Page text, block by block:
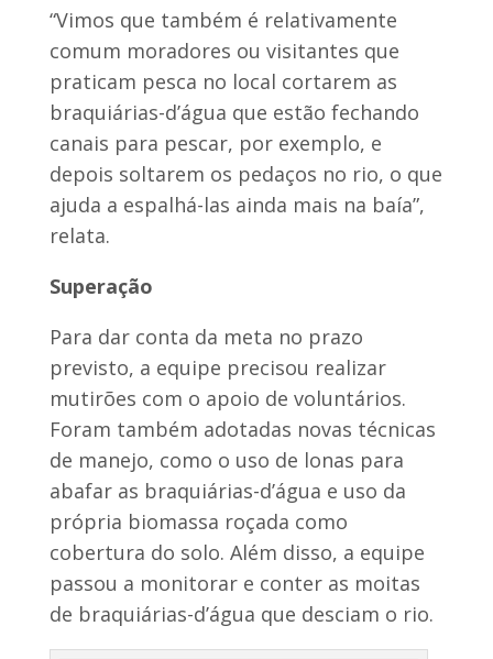
“Vimos que também é relativamente
comum moradores ou visitantes que
praticam pesca no local cortarem as
braquiárias-d’água que estão fechando
canais para pescar, por exemplo, e
depois soltarem os pedaços no rio, o que
ajuda a espalhá-las ainda mais na baía”,
relata.
Superação
Para dar conta da meta no prazo
previsto, a equipe precisou realizar
mutirões com o apoio de voluntários.
Foram também adotadas novas técnicas
de manejo, como o uso de lonas para
abafar as braquiárias-d’água e uso da
própria biomassa roçada como
cobertura do solo. Além disso, a equipe
passou a monitorar e conter as moitas
de braquiárias-d’água que desciam o rio.